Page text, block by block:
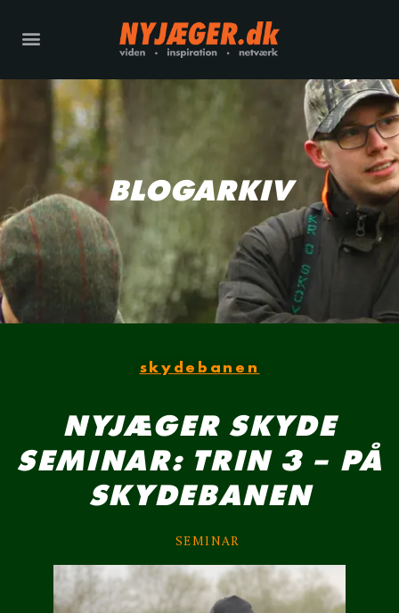
BLOGARKIV
skydebanen
NYJÆGER SKYDE
SEMINAR: TRIN 3 – PÅ
SKYDEBANEN
SEMINAR